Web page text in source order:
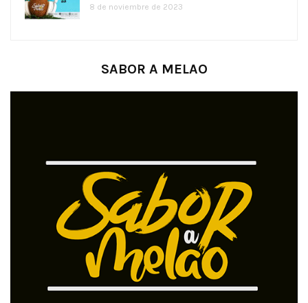
8 de noviembre de 2023
SABOR A MELAO